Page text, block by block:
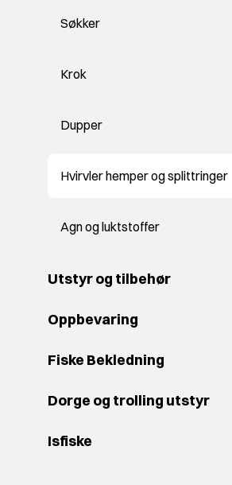
Søkker
Krok
Dupper
Hvirvler hemper og splittringer
Agn og luktstoffer
Utstyr og tilbehør
Oppbevaring
Fiske Bekledning
Dorge og trolling utstyr
Isfiske